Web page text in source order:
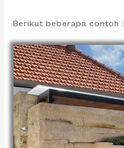
Berikut beberapa contoh :